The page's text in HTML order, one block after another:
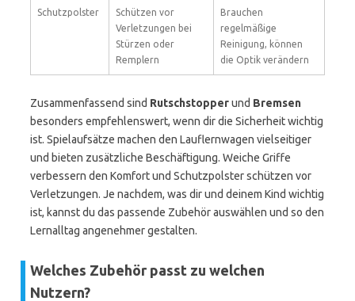
Schutzpolster
Schützen vor
Verletzungen bei
Stürzen oder
Remplern
Brauchen
regelmäßige
Reinigung, können
die Optik verändern
Zusammenfassend sind Rutschstopperund Bremsen
besonders empfehlenswert, wenn dir die Sicherheit wichtig
ist. Spielaufsätze machen den Lauflernwagen vielseitiger
und bieten zusätzliche Beschäftigung. Weiche Griffe
verbessern den Komfort und Schutzpolster schützen vor
Verletzungen. Je nachdem, was dir und deinem Kind wichtig
ist, kannst du das passende Zubehör auswählen und so den
Lernalltag angenehmer gestalten.
Welches Zubehör passt zu welchen
Nutzern?